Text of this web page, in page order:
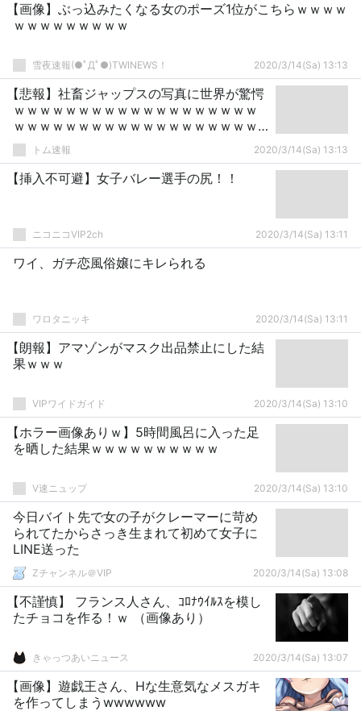
【画像】ぶっ込みたくなる女のポーズ1位がこちらｗｗｗｗ
ｗｗｗｗｗｗｗｗｗ
雪夜速報(●ﾟДﾟ●)TWINEWS！ 2020/3/14(Sa) 13:13
【悲報】社畜ジャップスの写真に世界が驚愕
ｗｗｗｗｗｗｗｗｗｗｗｗｗｗｗｗｗｗｗ
ｗｗｗｗｗｗｗｗｗｗｗｗｗｗｗｗｗｗｗ
ｗｗトム速報 2020/3/14(Sa) 13:13
【挿入不可避】女子バレー選手の尻！！
ニコニコVIP2ch 2020/3/14(Sa) 13:11
ワイ、ガチ恋風俗嬢にキレられる
ワロタニッキ 2020/3/14(Sa) 13:11
【朗報】アマゾンがマスク出品禁止にした結
果ｗｗｗ
VIPワイドガイド 2020/3/14(Sa) 13:10
【ホラー画像ありｗ】5時間風呂に入った足
を晒した結果ｗｗｗｗｗｗｗｗｗｗ
V速ニュップ 2020/3/14(Sa) 13:10
今日バイト先で女の子がクレーマーに苛め
られてたからさっき生まれて初めて女子に
LINE送った
Zチャンネル＠VIP 2020/3/14(Sa) 13:08
【不謹慎】 フランス人さん、ｺﾛﾅｳｲﾙｽを模し
たチョコを作る！ｗ （画像あり）
きゃっつあいニュース 2020/3/14(Sa) 13:07
【画像】遊戯王さん、Hな生意気なメスガキ
を作ってしまうwwwwww